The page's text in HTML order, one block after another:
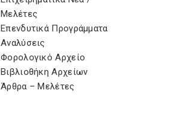
Μελέτες
Επενδυτικά Προγράμματα
Αναλύσεις
Φορολογικό Αρχείο
Βιβλιοθήκη Αρχείων
Άρθρα – Μελέτες